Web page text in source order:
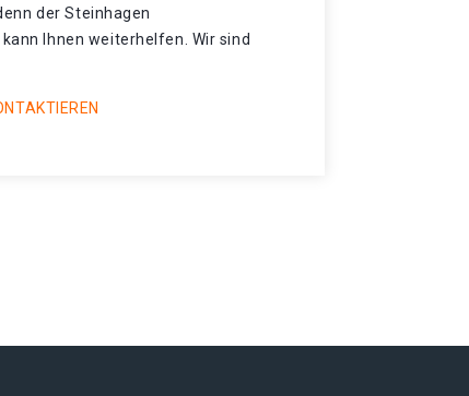
der Steinhagen
Ihnen weiterhelfen. Wir sind